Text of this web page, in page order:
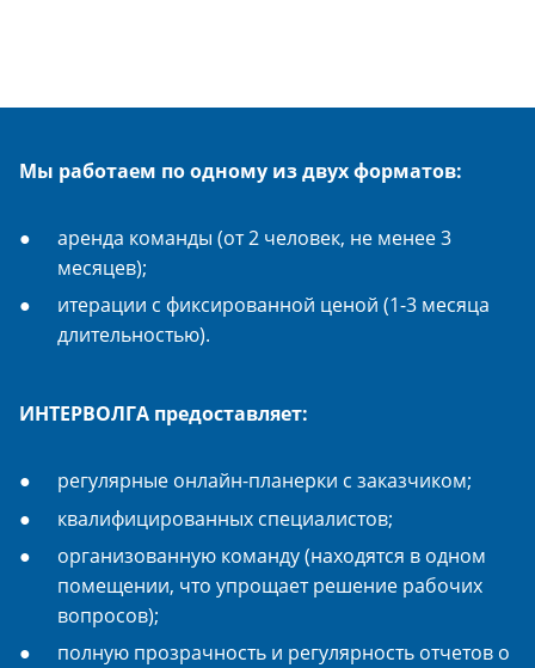
Мы работаем по одному из двух форматов:
аренда команды (от 2 человек, не менее 3
месяцев);
итерации с фиксированной ценой (1-3 месяца
длительностью).
ИНТЕРВОЛГА предоставляет:
регулярные онлайн-планерки с заказчиком;
квалифицированных специалистов;
организованную команду (находятся в одном
помещении, что упрощает решение рабочих
вопросов);
полную прозрачность и регулярность отчетов о